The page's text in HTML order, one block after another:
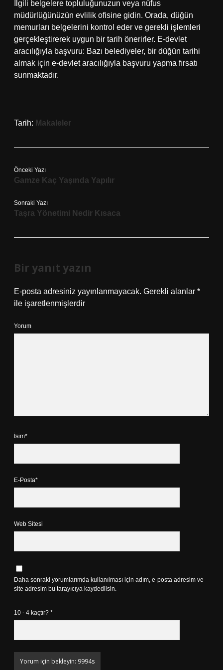
İlgili belgelere topluluğunuzun veya nüfus
müdürlüğünüzün evlilik ofisine gidin. Orada, düğün
memurları belgelerini kontrol eder ve gerekli işlemleri
gerçekleştirerek uygun bir tarih önerirler. E-devlet
aracılığıyla başvuru: Bazı belediyeler, bir düğün tarihi
almak için e-devlet aracılığıyla başvuru yapma fırsatı
sunmaktadır.
Tarih: Makaleler
Önceki Yazı
Gamze Kaç Yaşında Yapılır
Sonraki Yazı
Taşra Yönetimi Nedir Kısaca
Bir yanıt yazın
E-posta adresiniz yayınlanmayacak. Gerekli alanlar *
ile işaretlenmişlerdir
Yorum
İsim*
E-Posta*
Web Sitesi
Daha sonraki yorumlarımda kullanılması için adım, e-posta adresim ve
site adresim bu tarayıcıya kaydedilsin.
10 - 4 kaçtır? *